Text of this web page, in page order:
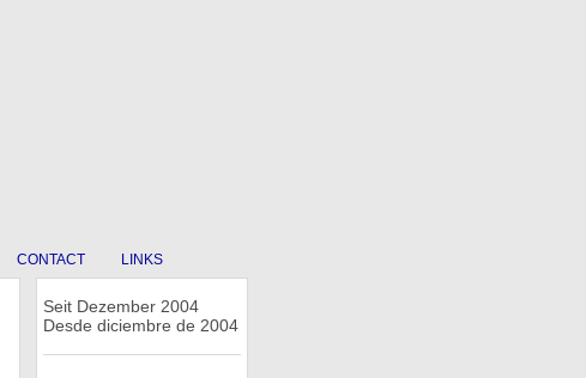
CONTACT LINKS
Seit Dezember 2004
Desde diciembre de 2004